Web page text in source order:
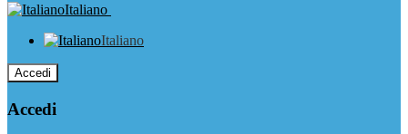
Italiano
Italiano
Accedi
Accedi